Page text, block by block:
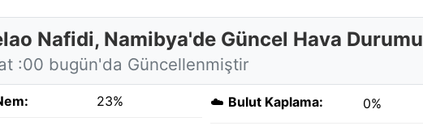
Nafidi, Namibya'de Güncel Hava Durumu
:00 bugün'da Güncellenmiştir
23% ☁️ Bulut Kaplama: 0%